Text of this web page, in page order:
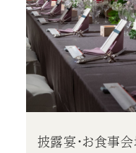
披露宴・お食事